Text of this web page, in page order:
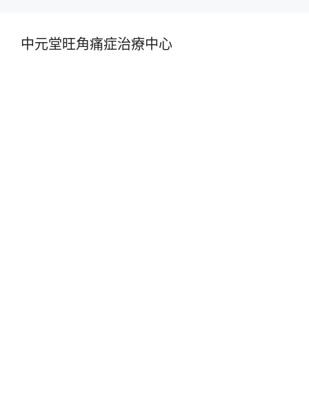
中元堂旺角痛症治療中心